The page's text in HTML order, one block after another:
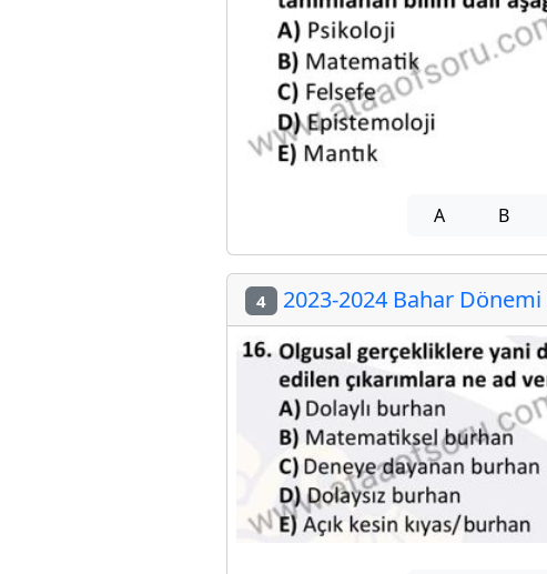
A B
4 2023-2024 Bahar Dönemi